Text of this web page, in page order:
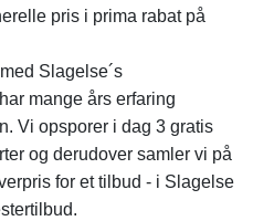
pris i prima rabat på
Slagelse´s
mange års erfaring
Vi opsporer i dag 3 gratis
og derudover samler vi på
for et tilbud - i Slagelse